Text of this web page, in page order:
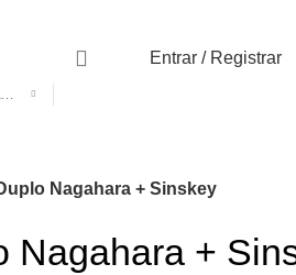
SELECIONE A CATEGORIA
Entrar / Registrar
Nagahara + Sinskey
Nagahara +